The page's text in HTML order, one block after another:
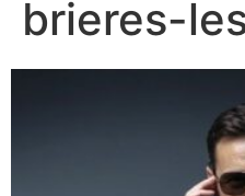
brieres-